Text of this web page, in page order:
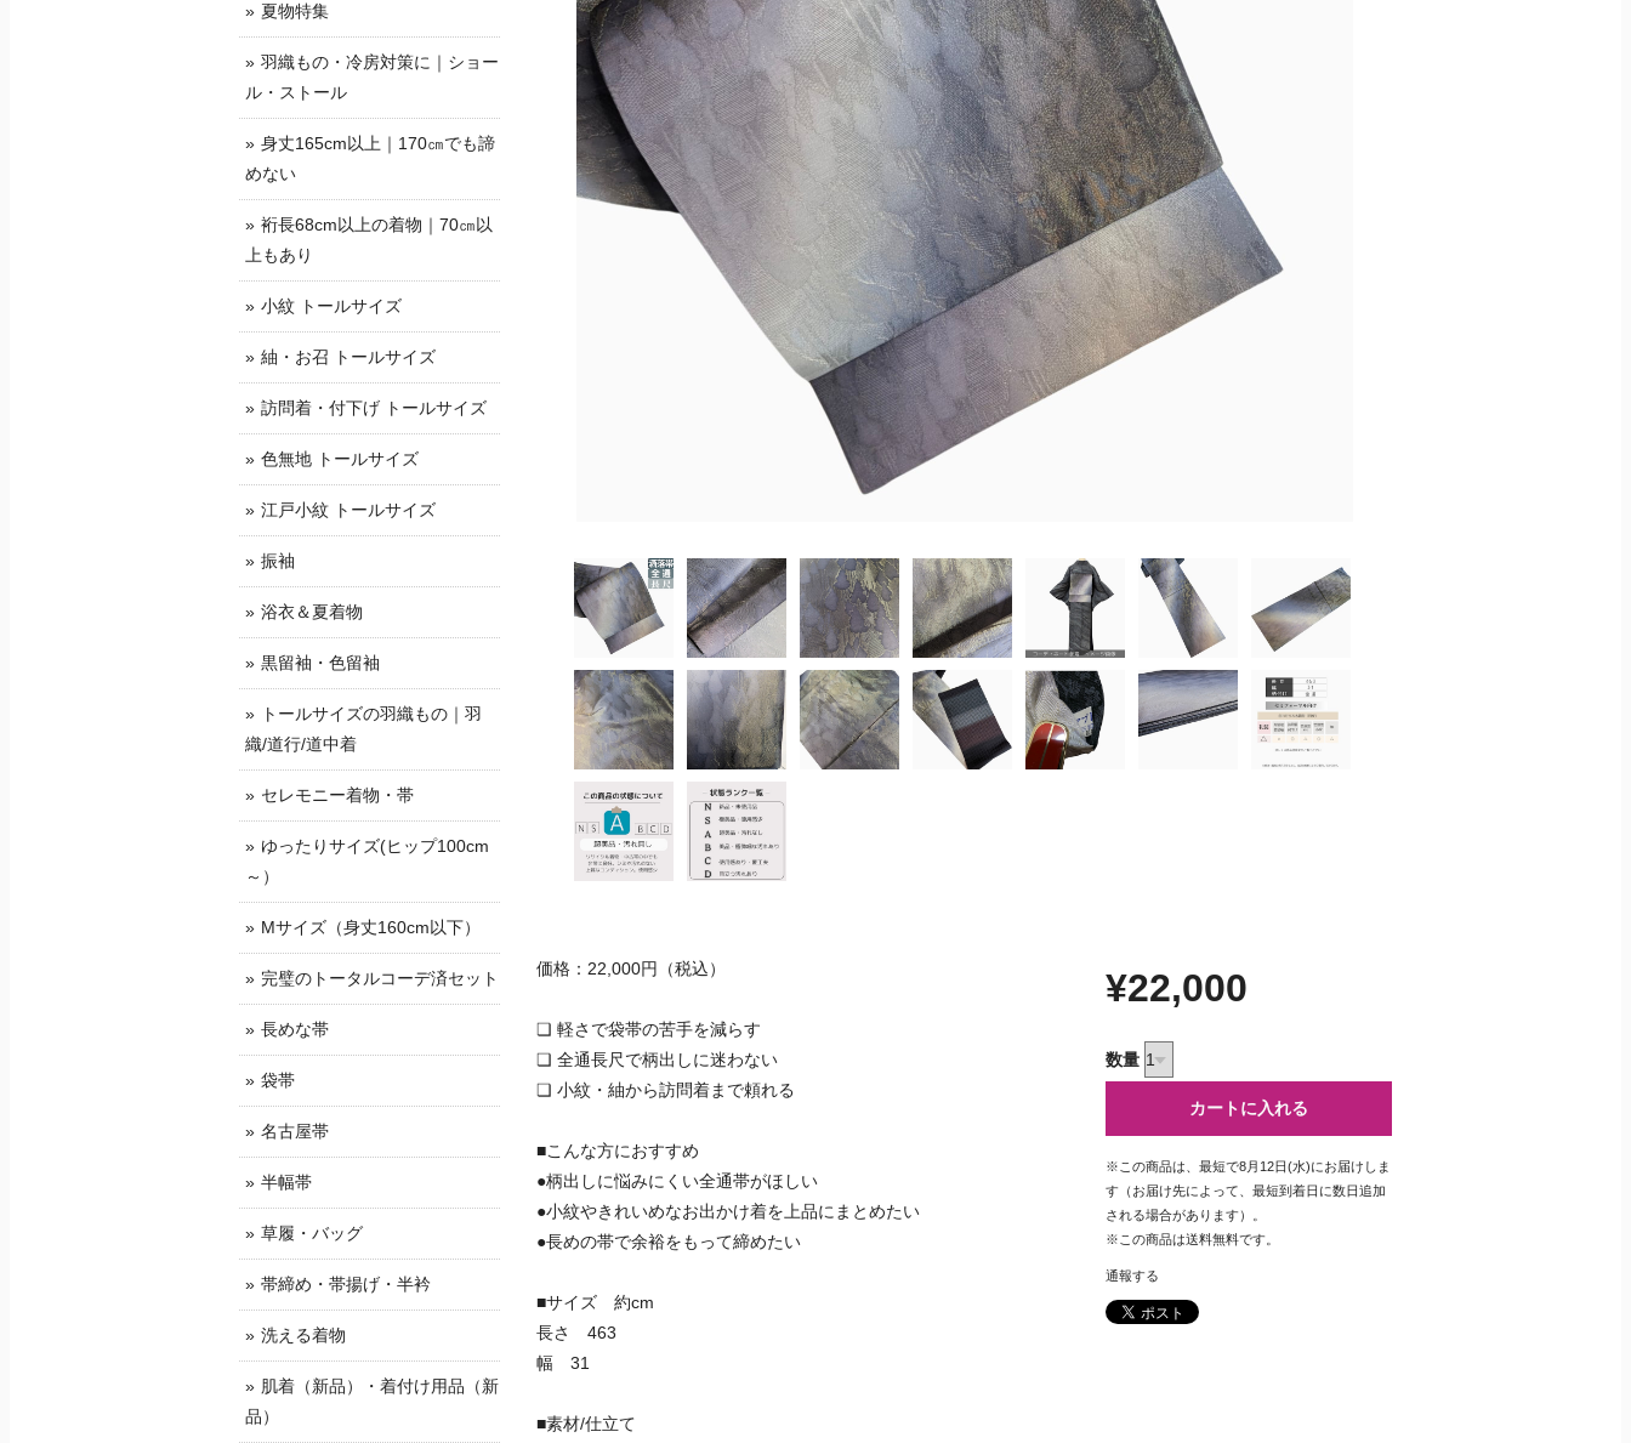
価格：22,000円（税込）
❏ 軽さで袋帯の苦手を減らす
❏ 全通長尺で柄出しに迷わない
❏ 小紋・紬から訪問着まで頼れる
■こんな方におすすめ
●柄出しに悩みにくい全通帯がほしい
●小紋やきれいめなお出かけ着を上品にまとめたい
●長めの帯で余裕をもって締めたい
■サイズ 約cm
長さ 463
幅 31
■素材/仕立て
¥22,000
数量
カートに入れる
※この商品は、最短で8月12日(水)にお届けしま
す（お届け先によって、最短到着日に数日追加
される場合があります）。
※この商品は送料無料です。
通報する
夏物特集
羽織もの・冷房対策に｜ショー
ル・ストール
身丈165cm以上｜170㎝でも諦
めない
裄長68cm以上の着物｜70㎝以
上もあり
小紋 トールサイズ
紬・お召 トールサイズ
訪問着・付下げ トールサイズ
色無地 トールサイズ
江戸小紋 トールサイズ
振袖
浴衣＆夏着物
黒留袖・色留袖
トールサイズの羽織もの｜羽
織/道行/道中着
セレモニー着物・帯
ゆったりサイズ(ヒップ100cm
～）
Mサイズ（身丈160cm以下）
完璧のトータルコーデ済セット
長めな帯
袋帯
名古屋帯
半幅帯
草履・バッグ
帯締め・帯揚げ・半衿
洗える着物
肌着（新品）・着付け用品（新
品）